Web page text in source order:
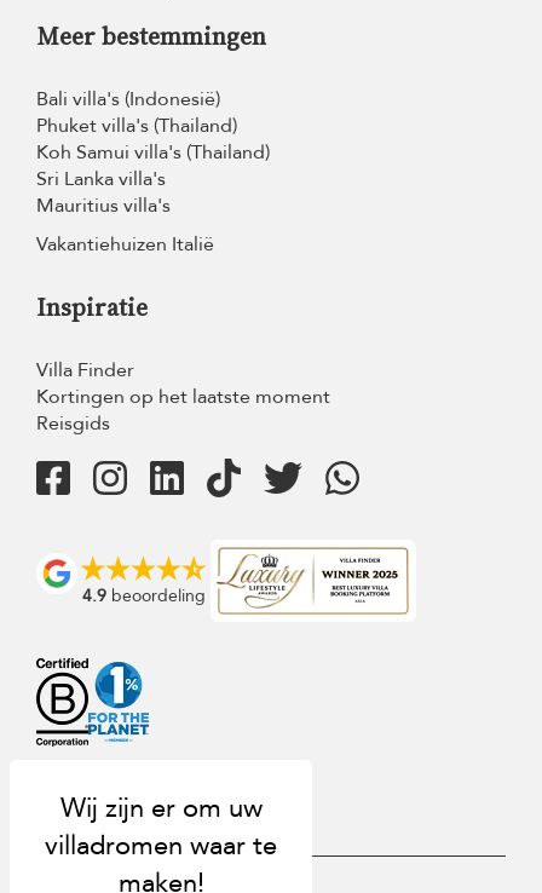
Meer bestemmingen
Bali villa's (Indonesië)
Phuket villa's (Thailand)
Koh Samui villa's (Thailand)
Sri Lanka villa's
Mauritius villa's
Vakantiehuizen Italië
Inspiratie
Villa Finder
Kortingen op het laatste moment
Reisgids
4.9 beoordeling